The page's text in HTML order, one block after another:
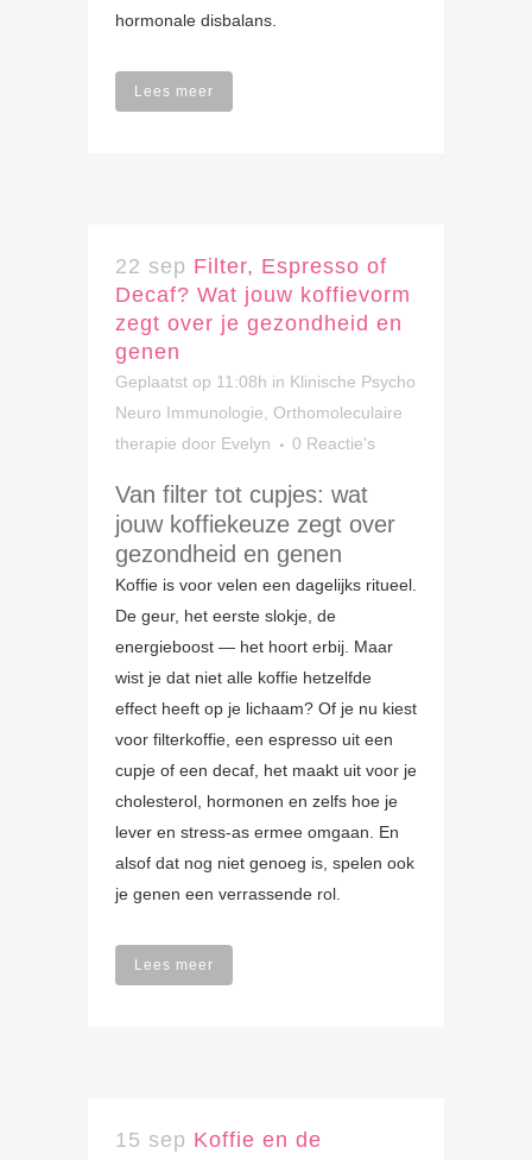
hormonale disbalans.
Lees meer
22 sep Filter, Espresso of
Decaf? Wat jouw koffievorm
zegt over je gezondheid en
genen
Geplaatst op 11:08h in Klinische Psycho
Neuro Immunologie
Orthomoleculaire
therapie door Evelyn 0 Reactie's
Van filter tot cupjes: wat
jouw koffiekeuze zegt over
gezondheid en genen
Koffie is voor velen een dagelijks ritueel.
De geur, het eerste slokje, de
energieboost — het hoort erbij. Maar
wist je dat niet alle koffie hetzelfde
effect heeft op je lichaam? Of je nu kiest
voor filterkoffie, een espresso uit een
cupje of een decaf, het maakt uit voor je
cholesterol, hormonen en zelfs hoe je
lever en stress-as ermee omgaan. En
alsof dat nog niet genoeg is, spelen ook
je genen een verrassende rol.
Lees meer
15 sep Koffie en de